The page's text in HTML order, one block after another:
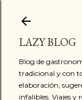
LAZY BLOG
Blog de
tradicional y con
elaboración,
infalibles. Viajes y